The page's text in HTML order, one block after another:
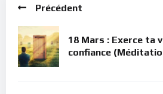
Précédent
18 Mars : Exerce ta
confiance